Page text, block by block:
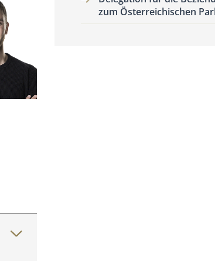
zum Österreichischen